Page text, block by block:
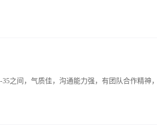
之间，气质佳，沟通能力强，有团队合作精神